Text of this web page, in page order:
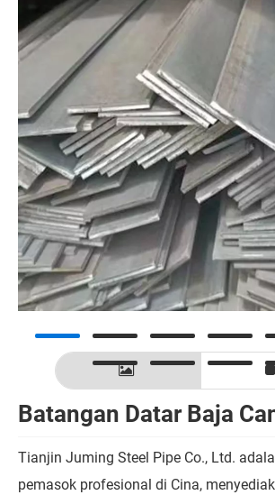
Batangan Datar Baja
Tianjin Juming Steel Pipe Co., Ltd.
pemasok profesional di Cina,